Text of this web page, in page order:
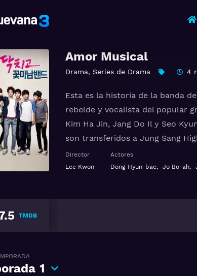
Amor Musical
Drama, Series de Drama 4
Esta es la historia de la banda
rebelde y vocalista del popular
Kim Ha Jin, Jang Do Il y Seo
son transferidos a Jung Sang
instalaciones y niños de familias
soportar las agresiones de los
Director
Lee Kwon
Actores
Dong Hyun-bae, Jo Bo-ah,
TMDB
1